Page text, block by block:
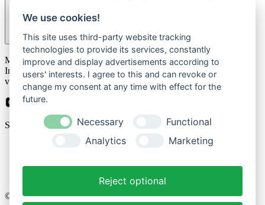
Please
leave
this
field
empty.
Mit der Anmeldung zum Newsletter stimmen Sie zu, dass wir Ihre
Informationen im Rahmen unsererDatenschutzbestimmungen
verarbeiten.
Sicher bezahlen mit
Impressum
Datenschutzerklärung
© 2026 Cozique
We use cookies!
This site uses third-party website tracking
technologies to provide its services, constantly
improve and display advertisements according to
users' interests. I agree to this and can revoke or
change my consent at any time with effect for the
future.
Necessary
Functional
Analytics
Marketing
Reject optional